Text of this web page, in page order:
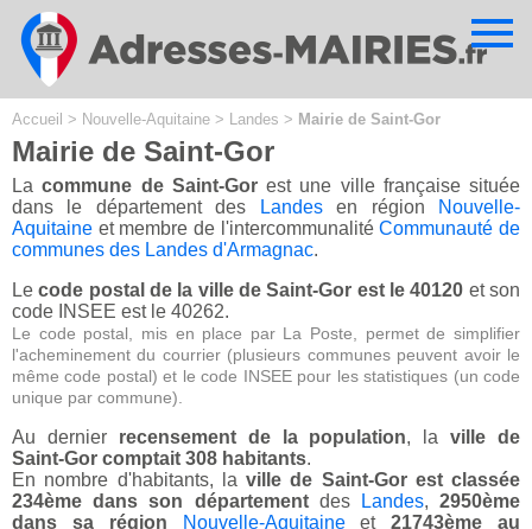
Accueil > Nouvelle-Aquitaine > Landes > Mairie de Saint-Gor
Mairie de Saint-Gor
Lacommune de Saint-Gorest une ville française située
dans le département des
Landesen région
Nouvelle-
Aquitaine et membre de l'intercommunalitéCommunauté de
communes des Landes d'Armagnac.
Lecode postal de la ville de Saint-Gor est le 40120 et son
code INSEE est le 40262.
Le code postal, mis en place par La Poste, permet de simplifier
l'acheminement du courrier (plusieurs communes peuvent avoir le
même code postal) et le code INSEE pour les statistiques (un code
unique par commune).
Au dernier recensement de la population, laville de
Saint-Gor comptait 308 habitants.
En nombre d'habitants, la ville de Saint-Gor est classée
234ème dans son départementdes Landes,2950ème
dans sa région
Nouvelle-Aquitaineet21743ème au
Cookies management panel